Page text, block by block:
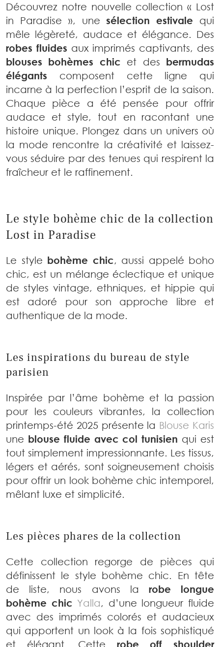
Découvrez notre nouvelle collection « Lost
in Paradise », unesélection estivale qui
mêle légèreté, audace et élégance. Des
robes fluides aux imprimés captivants, des
blouses bohèmes chic et des bermudas
élégants composent cette ligne qui
incarne à la perfection l’esprit de la saison.
Chaque pièce a été pensée pour offrir
audace et style, tout en racontant une
histoire unique. Plongez dans un univers où
la mode rencontre la créativité et laissez-
vous séduire par des tenues qui respirent la
fraîcheur et le raffinement.
Le style bohème chic de la collection
Lost in Paradise
Le style bohème chic, aussi appelé boho
chic, est un mélange éclectique et unique
de styles vintage, ethniques, et hippie qui
est adoré pour son approche libre et
authentique de la mode.
Les inspirations du bureau de style
parisien
Inspirée par l’âme bohème et la passion
pour les couleurs vibrantes, la collection
printemps-été 2025 présente la Blouse Karis
une blouse fluide avec col tunisien qui est
tout simplement impressionnante. Les tissus,
légers et aérés, sont soigneusement choisis
pour offrir un look bohème chic intemporel,
mêlant luxe et simplicité.
Les pièces phares de la collection
Cette collection regorge de pièces qui
définissent le style bohème chic. En tête
de liste, nous avons la robe longue
bohème chic Yalla, d’une longueur fluide
avec des imprimés colorés et audacieux
qui apportent un look à la fois sophistiqué
et élégant. Cette robe off shoulder